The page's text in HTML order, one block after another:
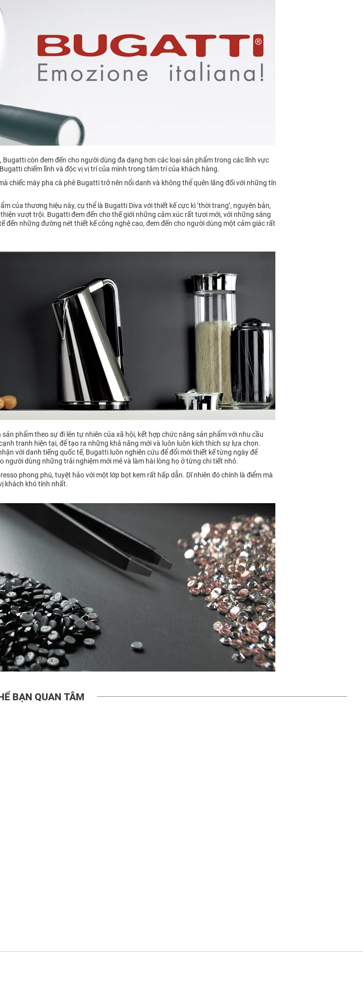
còn đem đến cho người dùng đa dạng hơn các loại sản phẩm trong các lĩnh vực
chiếm lĩnh và độc vị vị trí của mình trong tâm trí của khách hàng.
chiếc máy pha cà phê Bugatti trở nên nổi danh và không thể quên lãng đối với những tín
của thương hiệu này, cụ thể là Bugatti Diva với thiết kế cực kì ‘thời trang’, nguyên bản,
vượt trội. Bugatti đem đến cho thế giới những cảm xúc rất tươi mới, với những sáng
những đường nét thiết kế công nghệ cao, đem đến cho người dùng một cảm giác rất
phẩm theo sự đi lên tự nhiên của xã hội, kết hợp chức năng sản phẩm với nhu cầu
tranh hiện tại, để tạo ra những khả năng mới và luôn luôn kích thích sự lựa chọn.
với danh tiếng quốc tế, Bugatti luôn nghiên cứu để đổi mới thiết kế từng ngày để
người dùng những trải nghiệm mới mẻ và làm hài lòng họ ở từng chi tiết nhỏ.
phong phú, tuyệt hảo với một lớp bọt kem rất hấp dẫn. Dĩ nhiên đó chính là điểm mà
khách khó tính nhất.
BẠN QUAN TÂM